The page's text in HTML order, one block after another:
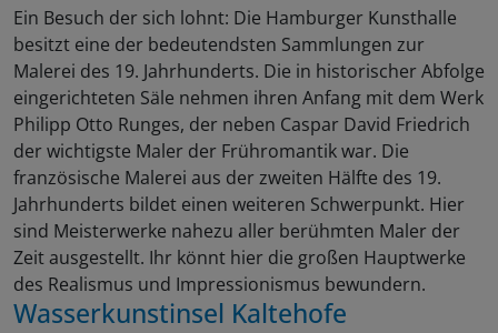
Ein Besuch der sich lohnt: Die Hamburger Kunsthalle
besitzt eine der bedeutendsten Sammlungen zur
Malerei des 19. Jahrhunderts. Die in historischer Abfolge
eingerichteten Säle nehmen ihren Anfang mit dem Werk
Philipp Otto Runges, der neben Caspar David Friedrich
der wichtigste Maler der Frühromantik war. Die
französische Malerei aus der zweiten Hälfte des 19.
Jahrhunderts bildet einen weiteren Schwerpunkt. Hier
sind Meisterwerke nahezu aller berühmten Maler der
Zeit ausgestellt. Ihr könnt hier die großen Hauptwerke
des Realismus und Impressionismus bewundern.
Wasserkunstinsel Kaltehofe